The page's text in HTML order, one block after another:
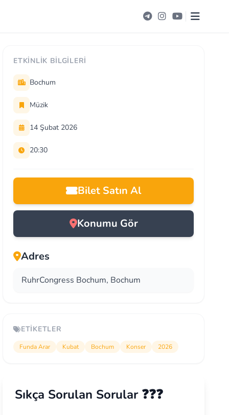
ETKINLIK BILGILERI
Bochum
Müzik
14 Şubat 2026
20:30
Bilet Satın Al
Konumu Gör
Adres
RuhrCongress Bochum, Bochum
ETIKETLER
Funda Arar Kubat Bochum Konser 2026
Sıkça Sorulan Sorular ❓❓❓